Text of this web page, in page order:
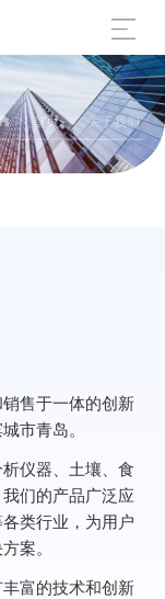
> 首页 > 关于我们
售于一体的创新
市青岛。
仪器、土壤、食
们的产品广泛应
类行业，为用户
案。
富的技术和创新